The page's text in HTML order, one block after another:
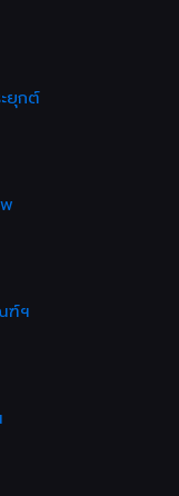
ยุกต์
ฑ์ฯ